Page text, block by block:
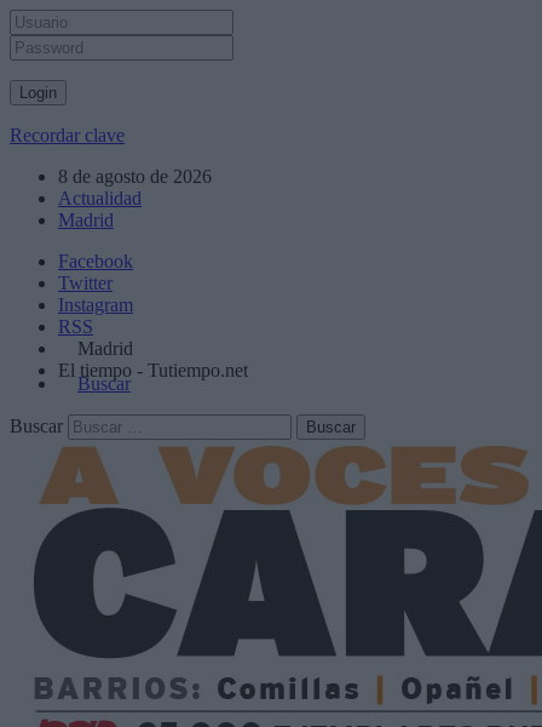
Recordar clave
8 de agosto de 2026
Actualidad
Madrid
Facebook
Twitter
Instagram
RSS
Madrid
El tiempo - Tutiempo.net
Buscar
Buscar